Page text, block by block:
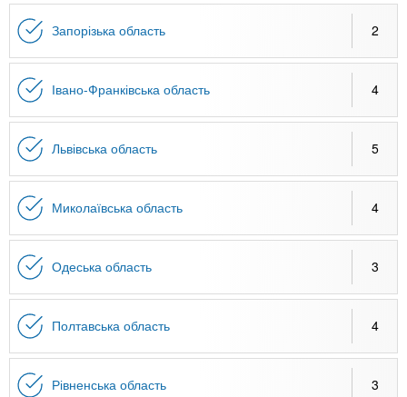
Запорізька область 2
Івано-Франківська область 4
Львівська область 5
Миколаївська область 4
Одеська область 3
Полтавська область 4
Рівненська область 3